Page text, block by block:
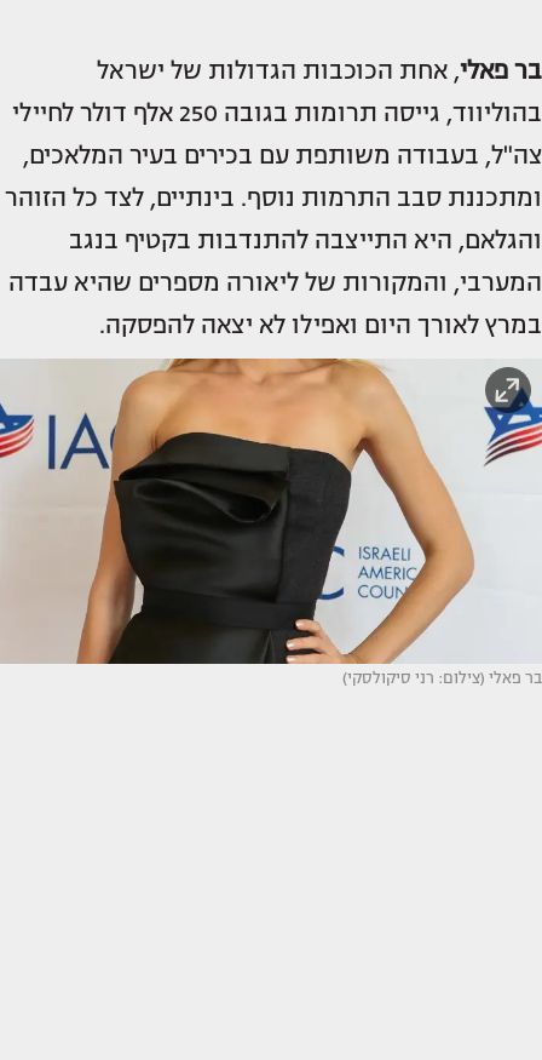
בר פאלי, אחת הכוכבות הגדולות של ישראל
בהוליווד, גייסה תרומות בגובה 250 אלף דולר לחיילי
צה"ל, בעבודה משותפת עם בכירים בעיר המלאכים,
ומתכננת סבב התרמות נוסף. בינתיים, לצד כל הזוהר
והגלאם, היא התייצבה להתנדבות בקטיף בנגב
המערבי, והמקורות של ליאורה מספרים שהיא עבדה
במרץ לאורך היום ואפילו לא יצאה להפסקה.
בר פאלי (צילום: רני סיקולסקי)